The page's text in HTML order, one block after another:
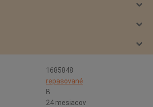
1685848
repasované
B
24 mesiacov